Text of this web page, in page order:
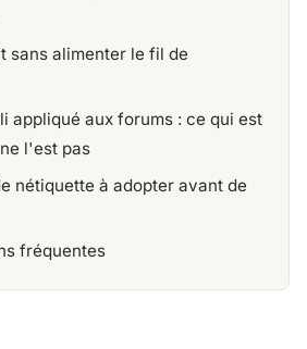
sans alimenter le fil de
appliqué aux forums : ce qui est
l'est pas
nétiquette à adopter avant de
fréquentes